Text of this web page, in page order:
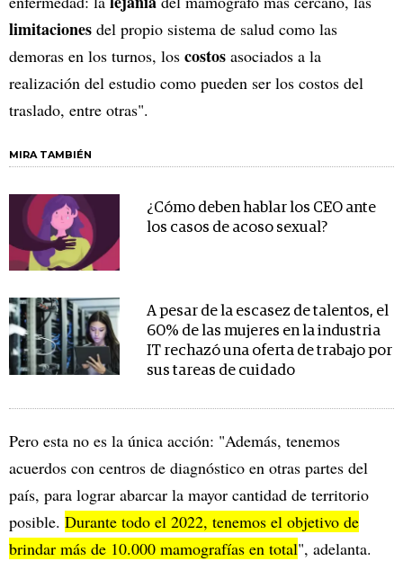
limitaciones del propio sistema de salud como las
demoras en los turnos, los costos asociados a la
realización del estudio como pueden ser los costos del
traslado, entre otras".
MIRA TAMBIÉN
¿Cómo deben hablar los CEO ante
los casos de acoso sexual?
A pesar de la escasez de talentos, el
60% de las mujeres en la industria
IT rechazó una oferta de trabajo por
sus tareas de cuidado
Pero esta no es la única acción: "Además, tenemos
acuerdos con centros de diagnóstico en otras partes del
país, para lograr abarcar la mayor cantidad de territorio
posible. Durante todo el 2022, tenemos el objetivo de
brindar más de 10.000 mamografías en total", adelanta.